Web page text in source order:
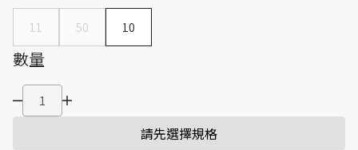
11 50 10
數量
請先選擇規格